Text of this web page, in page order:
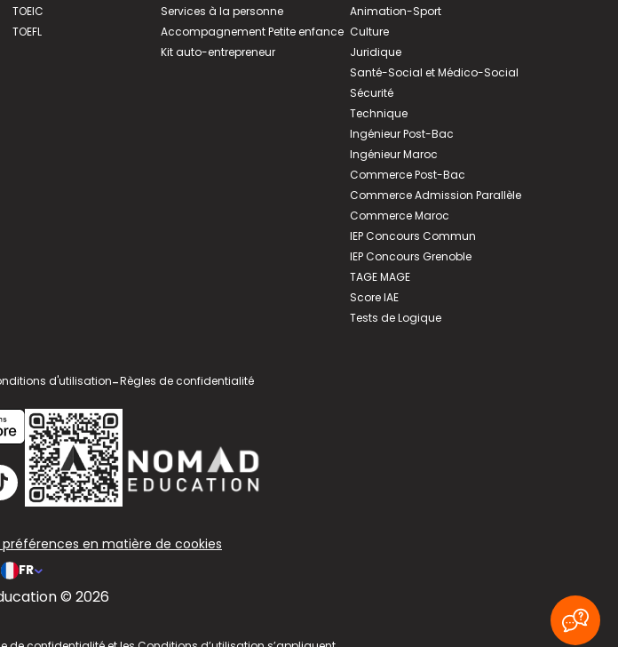
TOEIC
TOEFL
Services à la personne
Accompagnement Petite enfance
Kit auto-entrepreneur
Animation-Sport
Culture
Juridique
Santé-Social et Médico-Social
Sécurité
Technique
Ingénieur Post-Bac
Ingénieur Maroc
Commerce Post-Bac
Commerce Admission Parallèle
Commerce Maroc
IEP Concours Commun
IEP Concours Grenoble
TAGE MAGE
Score IAE
Tests de Logique
d'utilisation-Règles de confidentialité
en matière de cookies
FR
© 2026